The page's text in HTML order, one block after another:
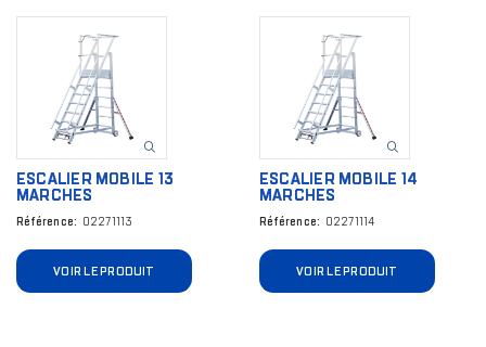
ESCALIER MOBILE 13
MARCHES
Référence 02271113
VOIR LE PRODUIT
ESCALIER MOBILE 14
MARCHES
Référence 02271114
VOIR LE PRODUIT